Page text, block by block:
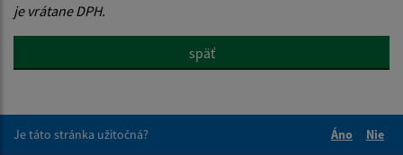
je vrátane DPH.
späť
Je táto stránka užitočná?
Áno
Nie